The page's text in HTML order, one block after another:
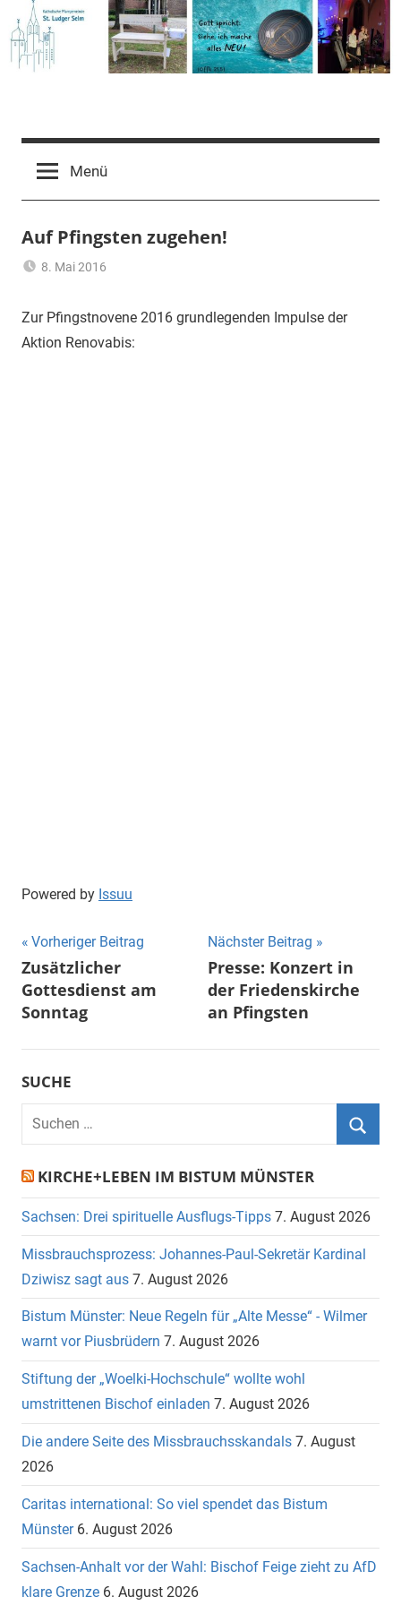
Inhalt
springen
Pfarrgemeinde
St.
Ludger
Selm
Menü
Auf Pfingsten zugehen!
8. Mai 2016
Themann
Zur Pfingstnovene 2016 grundlegenden Impulse der
Aktion Renovabis:
Powered by Issuu
Beitragsnavigation
Vorheriger Beitrag
Zusätzlicher
Gottesdienst am
Sonntag
Nächster Beitrag
Presse: Konzert in
der Friedenskirche
an Pfingsten
SUCHE
Suchen
KIRCHE+LEBEN IM BISTUM MÜNSTER
Sachsen: Drei spirituelle Ausflugs-Tipps 7. August 2026
Missbrauchsprozess: Johannes-Paul-Sekretär Kardinal
Dziwisz sagt aus 7. August 2026
Bistum Münster: Neue Regeln für „Alte Messe“ - Wilmer
warnt vor Piusbrüdern 7. August 2026
Stiftung der „Woelki-Hochschule“ wollte wohl
umstrittenen Bischof einladen 7. August 2026
Die andere Seite des Missbrauchsskandals 7. August
2026
Caritas international: So viel spendet das Bistum
Münster 6. August 2026
Sachsen-Anhalt vor der Wahl: Bischof Feige zieht zu AfD
klare Grenze 6. August 2026